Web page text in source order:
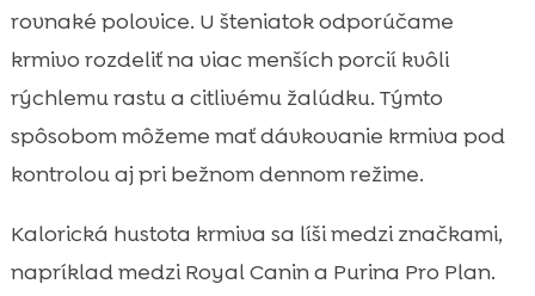
rovnaké polovice. U šteniatok odporúčame
krmivo rozdeliť na viac menších porcií kvôli
rýchlemu rastu a citlivému žalúdku. Týmto
spôsobom môžeme mať dávkovanie krmiva pod
kontrolou aj pri bežnom dennom režime.
Kalorická hustota krmiva sa líši medzi značkami,
napríklad medzi Royal Canin a Purina Pro Plan.